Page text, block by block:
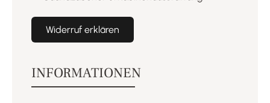
Widerruf erklären
INFORMATIONEN